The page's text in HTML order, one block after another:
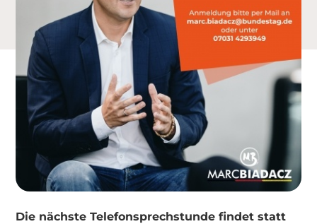
Die nächste Telefonsprechstunde findet statt